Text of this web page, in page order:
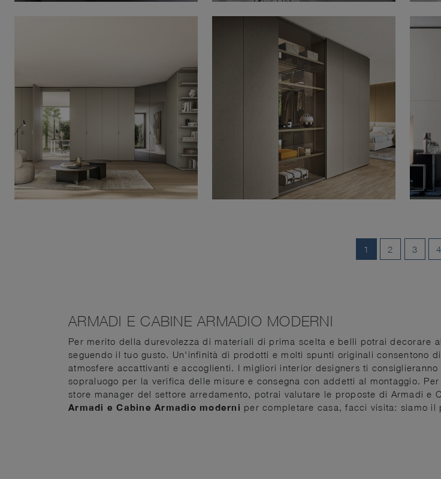
1 2 3 4
ARMADI E CABINE ARMADIO MODERNI
Per merito della durevolezza di materiali di prima scelta e belli potrai decorare
seguendo il tuo gusto. Un'infinità di prodotti e molti spunti originali consentono
atmosfere accattivanti e accoglienti. I migliori interior designers ti
sopraluogo per la verifica delle misure e consegna con addetti al montaggio.
store manager del settore arredamento, potrai valutare le proposte di Armadi e
Armadi e Cabine Armadio moderni per completare casa, facci visita: siamo il